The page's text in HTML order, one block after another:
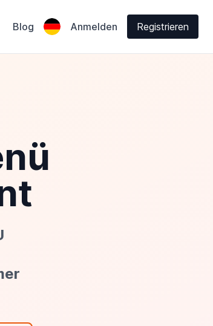
Blog Anmelden Registrieren